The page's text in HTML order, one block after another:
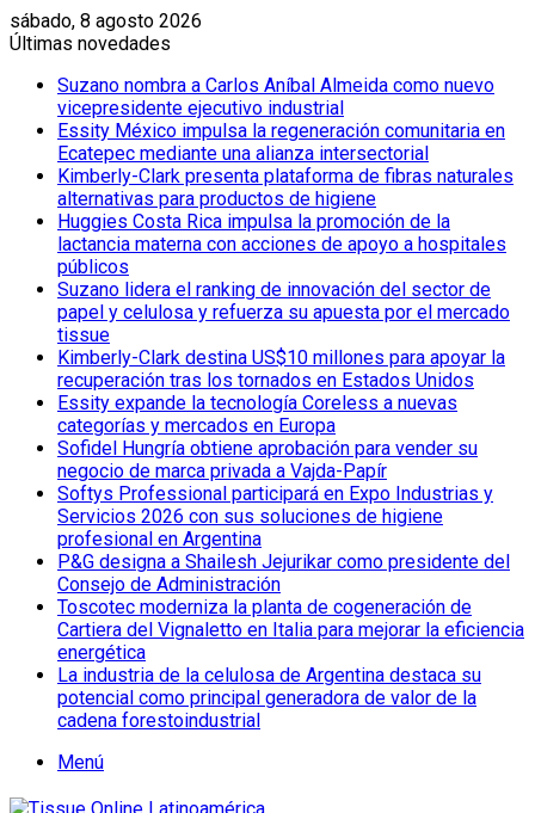
sábado, 8 agosto 2026
Últimas novedades
Suzano nombra a Carlos Aníbal Almeida como nuevo
vicepresidente ejecutivo industrial
Essity México impulsa la regeneración comunitaria en
Ecatepec mediante una alianza intersectorial
Kimberly-Clark presenta plataforma de fibras naturales
alternativas para productos de higiene
Huggies Costa Rica impulsa la promoción de la
lactancia materna con acciones de apoyo a hospitales
públicos
Suzano lidera el ranking de innovación del sector de
papel y celulosa y refuerza su apuesta por el mercado
tissue
Kimberly-Clark destina US$10 millones para apoyar la
recuperación tras los tornados en Estados Unidos
Essity expande la tecnología Coreless a nuevas
categorías y mercados en Europa
Sofidel Hungría obtiene aprobación para vender su
negocio de marca privada a Vajda-Papír
Softys Professional participará en Expo Industrias y
Servicios 2026 con sus soluciones de higiene
profesional en Argentina
P&G designa a Shailesh Jejurikar como presidente del
Consejo de Administración
Toscotec moderniza la planta de cogeneración de
Cartiera del Vignaletto en Italia para mejorar la eficiencia
energética
La industria de la celulosa de Argentina destaca su
potencial como principal generadora de valor de la
cadena forestoindustrial
Menú